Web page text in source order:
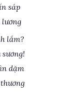
sáp
lương
lắm?
dặm